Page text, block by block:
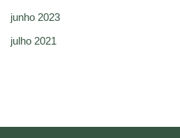
junho 2023
julho 2021